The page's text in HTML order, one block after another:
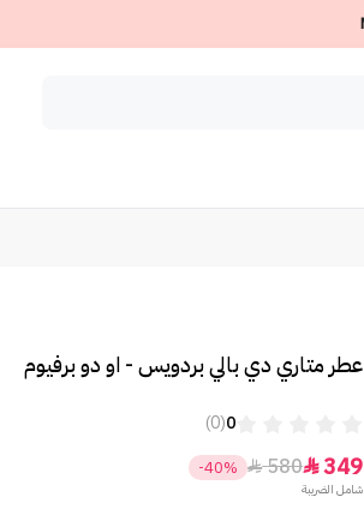
عطر متاري دي بالي بردويس - او دو برفيوم
0
(0)
349

580

-40%
شامل الضريبة